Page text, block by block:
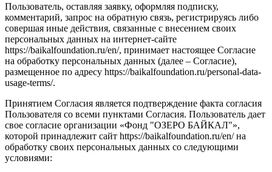
Пользователь, оставляя заявку, оформляя подписку,
комментарий, запрос на обратную связь, регистрируясь либо
совершая иные действия, связанные с внесением своих
персональных данных на интернет-сайте
https://baikalfoundation.ru/en/, принимает настоящее Согласие
на обработку персональных данных (далее – Согласие),
размещенное по адресу https://baikalfoundation.ru/personal-data-
usage-terms/.
Принятием Согласия является подтверждение факта согласия
Пользователя со всеми пунктами Согласия. Пользователь дает
свое согласие организации «Фонд "ОЗЕРО БАЙКАЛ"»,
которой принадлежит сайт https://baikalfoundation.ru/en/ на
обработку своих персональных данных со следующими
условиями: